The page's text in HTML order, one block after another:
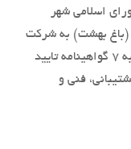
2506/ش مورخ 97/8/15 شورای اسلامی شهر
(باغ بهشت) به شرکت
های حقوقی واجد شرایط که حداقل دارای رتبه 7 گواهینامه تایید
فنی و